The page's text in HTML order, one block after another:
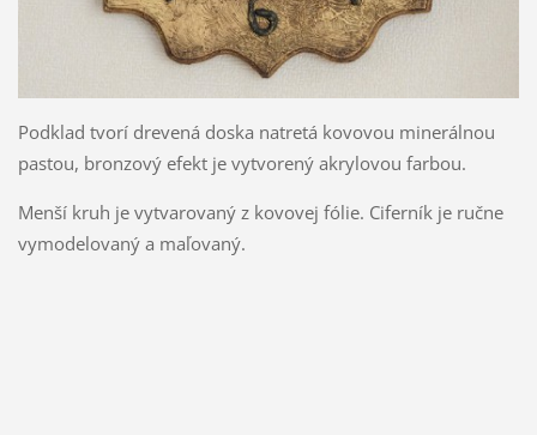
Podklad tvorí drevená doska natretá kovovou minerálnou
pastou, bronzový efekt je vytvorený akrylovou farbou.
Menší kruh je vytvarovaný z kovovej fólie. Ciferník je ručne
vymodelovaný a maľovaný.